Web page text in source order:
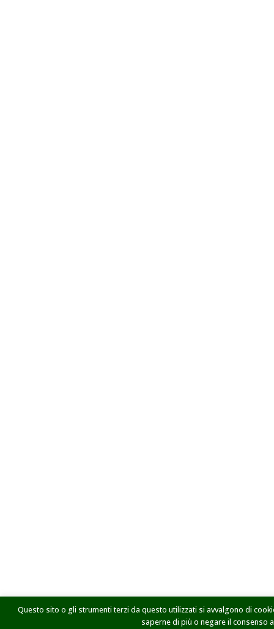
Questo sito o gli strumenti terzi da questo utilizzati si avvalgono di
saperne di più o negare il consenso